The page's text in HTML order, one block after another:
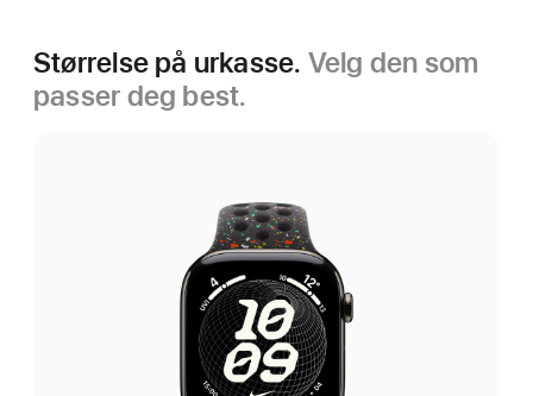
Størrelse på urkasse. Velg den som
passer deg best.